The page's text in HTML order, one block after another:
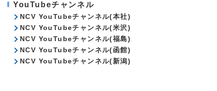
YouTubeチャンネル
NCV YouTubeチャンネル(本社)
NCV YouTubeチャンネル(米沢)
NCV YouTubeチャンネル(福島)
NCV YouTubeチャンネル(函館)
NCV YouTubeチャンネル(新潟)